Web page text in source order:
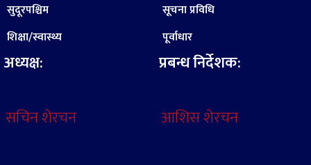
सुदूरपश्चिम
शिक्षा/स्वास्थ्य
अध्यक्ष:
सचिन शेरचन
सूचना प्रविधि
पूर्वाधार
प्रबन्ध निर्देशक:
आशिस शेरचन